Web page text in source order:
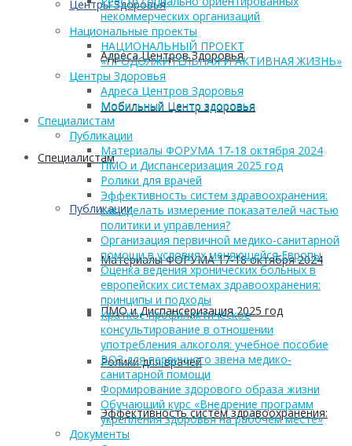
Центры Здоровья
Адреса Центров Здоровья
Мобильный Центр здоровья
Cпециалистам
Публикации
Материалы ФОРУМА 17-18 октября 2024
ПМО и Диспансеризация 2025 год
Ролики для врачей
Эффективность систем здравоохранения:
некоммерческих организаций
Национальные проекты
НАЦИОНАЛЬНЫЙ ПРОЕКТ
«ПРОДОЛЖИТЕЛЬНАЯ И АКТИВНАЯ ЖИЗНЬ»
Центры Здоровья
Адреса Центров Здоровья
Мобильный Центр здоровья
Cпециалистам
Публикации
Материалы ФОРУМА 17-18 октября 2024
ПМО и Диспансеризация 2025 год
Ролики для врачей
Эффективность систем здравоохранения:
как сделать измерение показателей частью
политики и управления?
Организация первичной медико-санитарной
помощи в условиях меняющейся Европы
Оценка ведения хронических больных в
европейских системах здравоохранения:
принципы и подходы
Краткое профилактическое
консультирование в отношении
употребления алкоголя: учебное пособие
ВОЗ для первичного звена медико-
санитарной помощи
Формирование здорового образа жизни
Обучающий курс «Внедрение программ
укрепления здоровья на рабочем месте»
Документы